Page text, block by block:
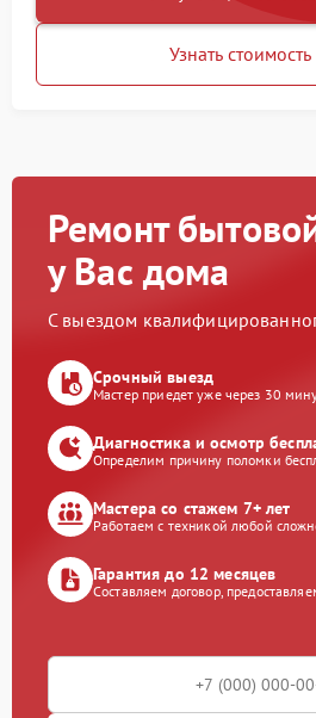
Узнать
Ремонт
у Вас дома
С выездом
Срочный выезд
Мастер приедет уже через 30
Диагностика и осмотр
Определим причину поломки
Мастера со стажем 7+ лет
Работаем с техникой любой
Гарантия до 12 месяцев
Составляем договор,